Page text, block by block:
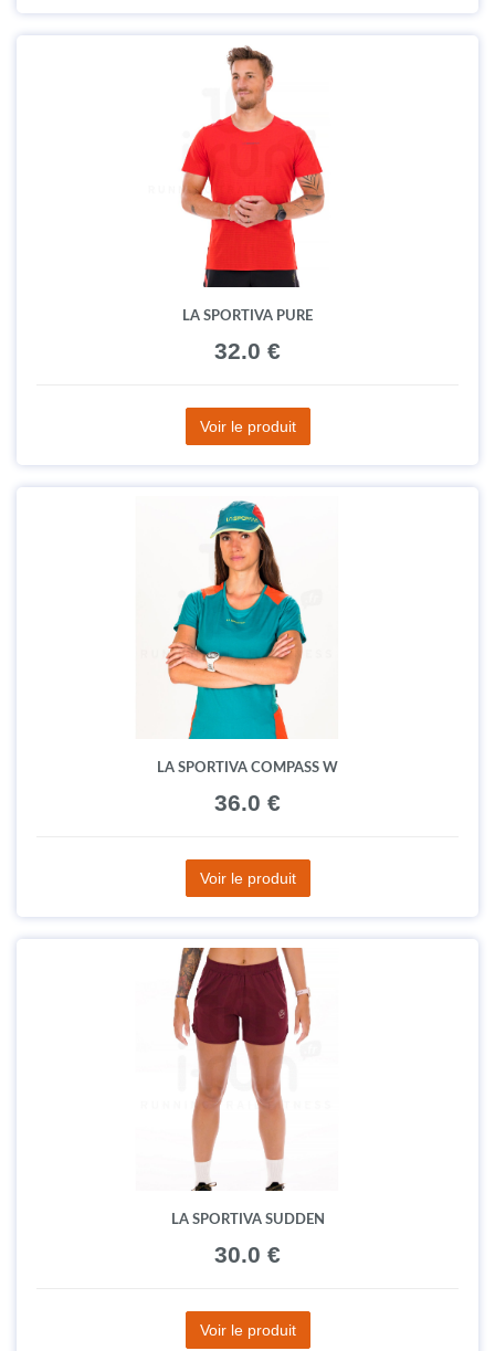
LA SPORTIVA PURE
32.0 €
Voir le produit
LA SPORTIVA COMPASS W
36.0 €
Voir le produit
LA SPORTIVA SUDDEN
30.0 €
Voir le produit